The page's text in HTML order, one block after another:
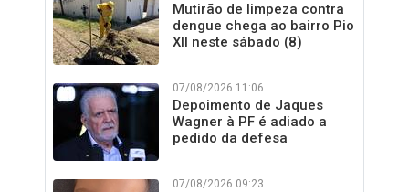
Mutirão de limpeza contra
dengue chega ao bairro Pio
XII neste sábado (8)
07/08/2026 11:06
Depoimento de Jaques
Wagner à PF é adiado a
pedido da defesa
07/08/2026 09:23